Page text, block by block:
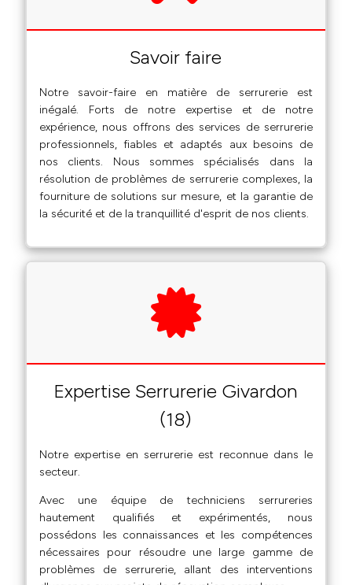
Savoir faire
Notre savoir-faire en matière de serrurerie est
inégalé. Forts de notre expertise et de notre
expérience, nous offrons des services de serrurerie
professionnels, fiables et adaptés aux besoins de
nos clients. Nous sommes spécialisés dans la
résolution de problèmes de serrurerie complexes, la
fourniture de solutions sur mesure, et la garantie de
la sécurité et de la tranquillité d'esprit de nos clients.
Expertise Serrurerie Givardon
(18)
Notre expertise en serrurerie est reconnue dans le
secteur.
Avec une équipe de techniciens serrureries
hautement qualifiés et expérimentés, nous
possédons les connaissances et les compétences
nécessaires pour résoudre une large gamme de
problèmes de serrurerie, allant des interventions